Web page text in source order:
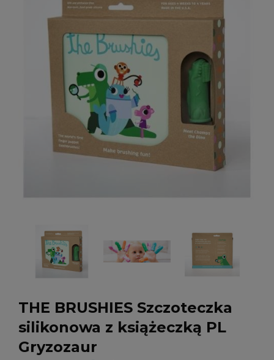
THE BRUSHIES Szczoteczka
silikonowa z książeczką PL
Gryzozaur